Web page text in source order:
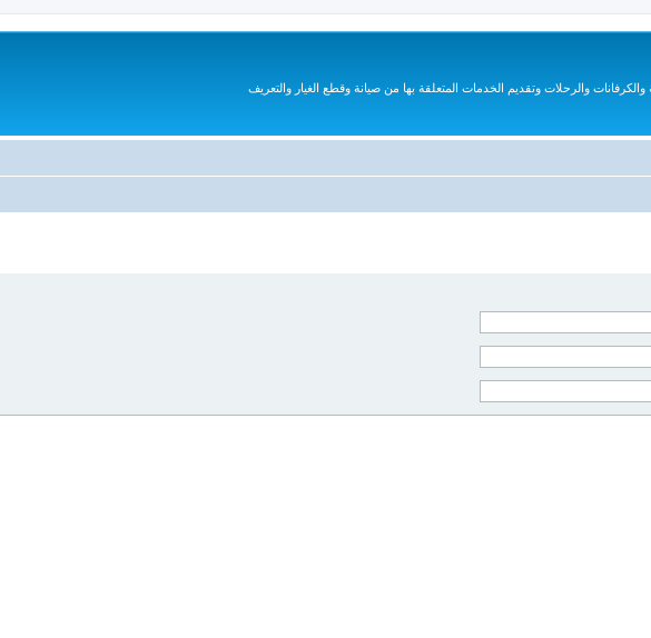
والرحلات وتقديم الخدمات المتعلقة بها من صيانة وقطع الغيار والتعريف